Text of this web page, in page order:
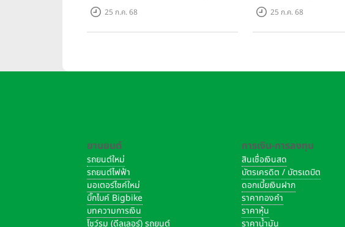
ในราคาเริ่มต้นเพียง 15,900 บาท
25 ก.ค. 68
ชิปเซ็ตตัวแรง ขึ้นแท่น
25 ก.ค. 68
ยานยนต์
รถยนต์ใหม่
รถยนต์ไฟฟ้า
มอเตอร์ไซค์ใหม่
บิ๊กไบค์ Bigbike
บทความการเงิน
โชว์รูม (ดีลเลอร์) รถยนต์
การเงิน-การลงทุน
สินเชื่อเงินสด
บัตรเครดิต / บัตรเดบิต
ดอกเบี้ยเงินฝาก
ราคาทองคำ
ราคาหุ้น
ราคาน้ำมัน